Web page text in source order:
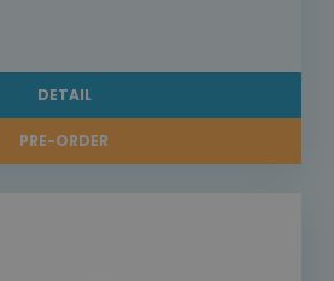
DETAIL
PRE-ORDER